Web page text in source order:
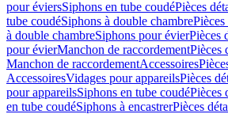
pour éviersSiphons en tube coudéPièces
tube coudéSiphons à double chambre
à double chambreSiphons pour évierPièces
pour évierManchon de raccordementPièces
Manchon de raccordementAccessoires
AccessoiresVidages pour appareilsPièces
pour appareilsSiphons en tube coudéPièces
en tube coudéSiphons à encastrerPièces